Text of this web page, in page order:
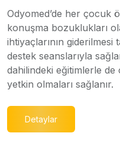
Odyomed’de her çocuk
konuşma bozuklukları
ihtiyaçlarının
destek seanslarıyla
dahilindeki eğitimlerle
yetkin olmaları sağlanır.
Detaylar